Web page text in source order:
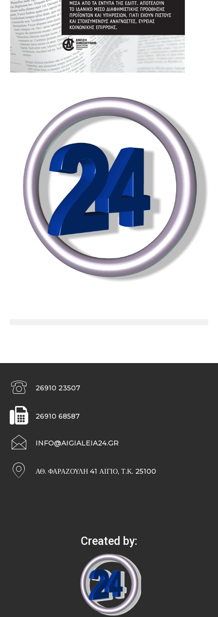
26910 23507
26910 68587
INFO@AIGIALEIA24.GR
ΑΘ. ΦΑΡΑΖΟΥΛΉ 41 ΑΊΓΙΟ, Τ.Κ. 25100
Created by: